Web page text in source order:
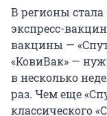
В регионы
экспресс-
вакцины —
«КовиВак» —
в несколько
раз. Чем еще
классического